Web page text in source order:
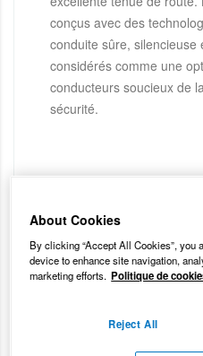
conçus avec des
conduite sûre, silencieuse
considérés comme une
conducteurs soucieux de
sécurité.
About Cookies
By clicking “Accept All Cookies”, you
device to enhance site navigation,
marketing efforts. Politique de
Reject All